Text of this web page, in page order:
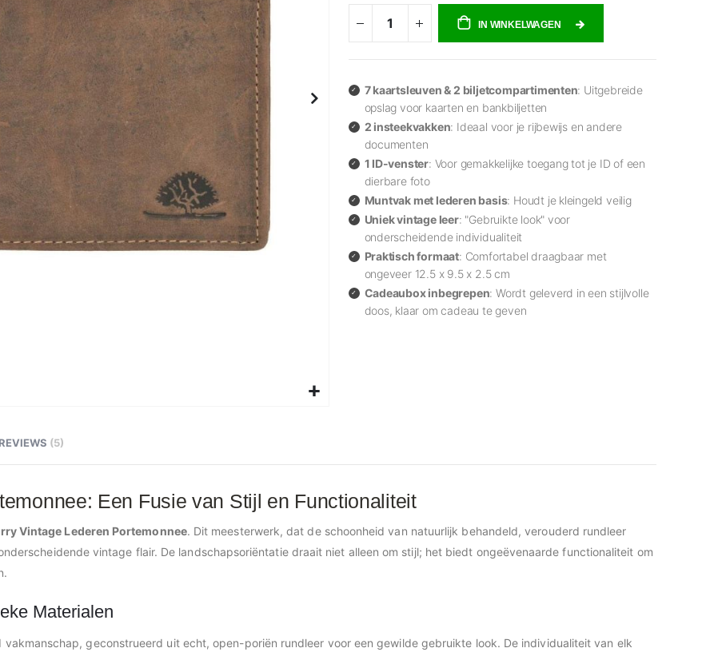
IN WINKELWAGEN
7 kaartsleuven & 2 biljetcompartimenten: Uitgebreide
opslag voor kaarten en bankbiljetten
2 insteekvakken: Ideaal voor je rijbewijs en andere
documenten
1 ID-venster: Voor gemakkelijke toegang tot je ID of een
dierbare foto
Muntvak met lederen basis: Houdt je kleingeld veilig
Uniek vintage leer: "Gebruikte look" voor
onderscheidende individualiteit
Praktisch formaat: Comfortabel draagbaar met
ongeveer 12.5 x 9.5 x 2.5 cm
Cadeaubox inbegrepen: Wordt geleverd in een stijlvolle
doos, klaar om cadeau te geven
Een Fusie van Stijl en Functionaliteit
Vintage Lederen Portemonnee. Dit meesterwerk, dat de schoonheid van natuurlijk behandeld, verouderd rundleer
vintage flair. De landschapsoriëntatie draait niet alleen om stijl; het biedt ongeëvenaarde functionaliteit om
Materialen
geconstrueerd uit echt, open-poriën rundleer voor een gewilde gebruikte look. De individualiteit van elk
REVIEWS 5